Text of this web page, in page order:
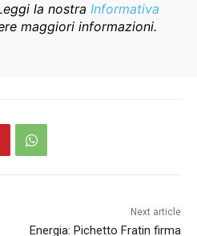
la nostra Informativa
maggiori informazioni.
Next article
Energia: Pichetto Fratin firma